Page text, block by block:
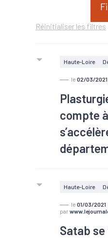
Réinitialiser les filtres
Haute-Loire
le 02/03/2021
compte
Haute-Loire
le 01/03/2021
par
Satab se